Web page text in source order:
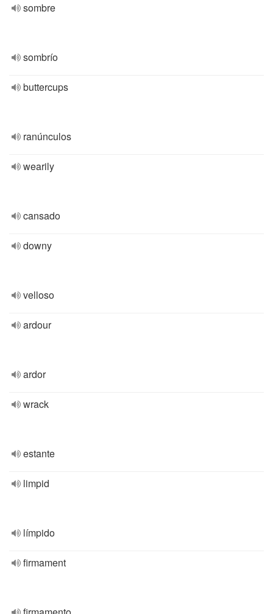
sombre
sombrío
buttercups
ranúnculos
wearily
cansado
downy
velloso
ardour
ardor
wrack
estante
limpid
límpido
firmament